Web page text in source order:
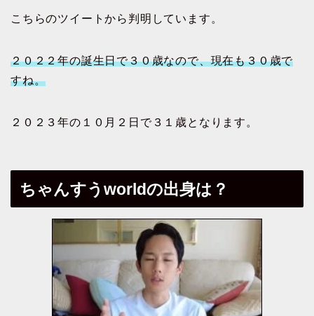
こちらのツイートから判明しています。
２０２２年の誕生日で３０歳なので、現在も３０歳で
すね。
２０２３年の１０月２日で３１歳となります。
ちゃんすうworldの出身は？